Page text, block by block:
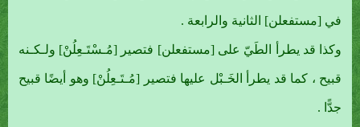
في [مستفعلن] الثانية والرابعة .
وكذا قد يطرأ الطَيّ على [مستفعلن] فتصير [مُـسْتَـعِلُنْ] ولـكـنه
قبيح ، كما قد يطرأ الخَـبْل عليها فتصير [مُـتَـعِلُنْ] وهو أيضًا قبيح
جدًّا .